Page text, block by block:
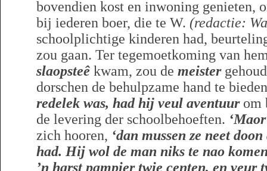
bovendien kost en inwoning genieten,
bij iederen boer, die te W. (redactie:
schoolplichtige kinderen had,
zou gaan. Ter tegemoetkoming van
slaopsteê kwam, zou de meister
dorschen de behulpzame hand te
redelek was, had hij veul aventuurom
de levering der schoolbehoeften.
zich hooren, ‘dan mussen ze neet
had. Hij wol de man niks te nao
’n harst pampier twie centen, en veur